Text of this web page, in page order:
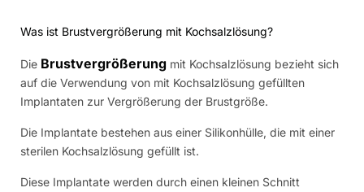
Was ist Brustvergrößerung mit Kochsalzlösung?
Die Brustvergrößerung mit Kochsalzlösung bezieht sich
auf die Verwendung von mit Kochsalzlösung gefüllten
Implantaten zur Vergrößerung der Brustgröße.
Die Implantate bestehen aus einer Silikonhülle, die mit einer
sterilen Kochsalzlösung gefüllt ist.
Diese Implantate werden durch einen kleinen Schnitt